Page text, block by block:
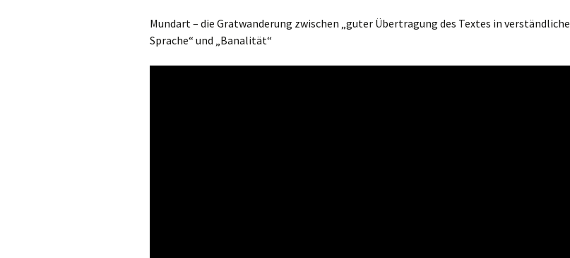
Glaubensbekenntnis
Mundart – die Gratwanderung zwischen „guter Übertragung des Textes in verständliche
Sprache“ und „Banalität“